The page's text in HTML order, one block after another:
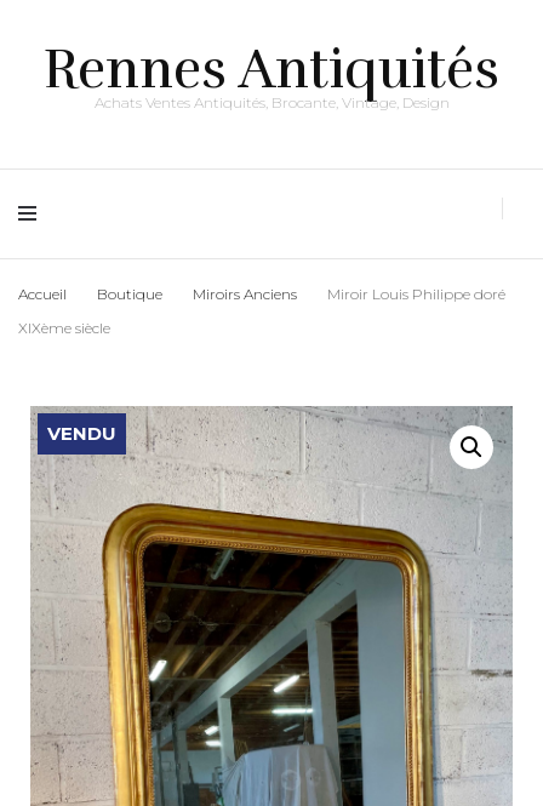
Rennes Antiquités
Achats Ventes Antiquités, Brocante, Vintage, Design
Accueil Boutique Miroirs Anciens
Miroir Louis Philippe doré
XIXème siècle
VENDU